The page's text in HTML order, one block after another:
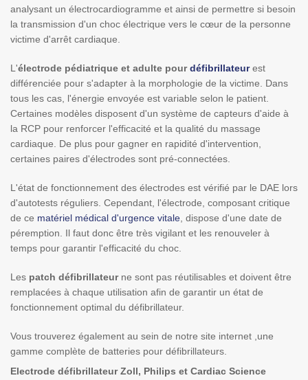
analysant un électrocardiogramme et ainsi de permettre si besoin
la transmission d'un choc électrique vers le cœur de la personne
victime d'arrêt cardiaque.
L'électrode pédiatrique et adulte pourdéfibrillateurest
différenciée pour s'adapter à la morphologie de la victime. Dans
tous les cas, l'énergie envoyée est variable selon le patient.
Certaines modèles disposent d'un système de capteurs d'aide à
la RCP pour renforcer l'efficacité et la qualité du massage
cardiaque. De plus pour gagner en rapidité d'intervention,
certaines paires d'électrodes sont pré-connectées.
L'état de fonctionnement des électrodes est vérifié par le DAE lors
d'autotests réguliers. Cependant, l'électrode, composant critique
de ce matériel médical d'urgence vitale , dispose d'une date de
péremption. Il faut donc être très vigilant et les renouveler à
temps pour garantir l'efficacité du choc.
Les patch défibrillateurne sont pas réutilisables et doivent être
remplacées à chaque utilisation afin de garantir un état de
fonctionnement optimal du défibrillateur.
Vous trouverez également au sein de notre site internet ,une
gamme complète de batteries pour défibrillateurs.
Electrode défibrillateur Zoll, Philips et Cardiac Science